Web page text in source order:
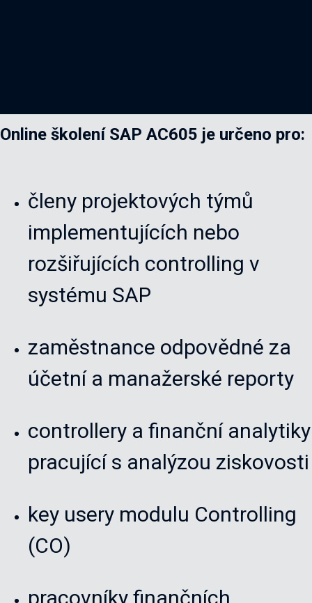
Online školení SAP AC605 je určeno pro:
členy projektových týmů
implementujících nebo
rozšiřujících controlling v
systému SAP
zaměstnance odpovědné za
účetní a manažerské reporty
controllery a finanční analytiky
pracující s analýzou ziskovosti
key usery modulu Controlling
(CO)
pracovníky finančních